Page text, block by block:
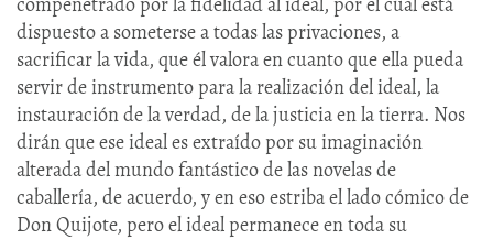
dispuesto a someterse a todas las privaciones, a
sacrificar la vida, que él valora en cuanto que ella pueda
servir de instrumento para la realización del ideal, la
instauración de la verdad, de la justicia en la tierra. Nos
dirán que ese ideal es extraído por su imaginación
alterada del mundo fantástico de las novelas de
caballería, de acuerdo, y en eso estriba el lado cómico de
Don Quijote, pero el ideal permanece en toda su